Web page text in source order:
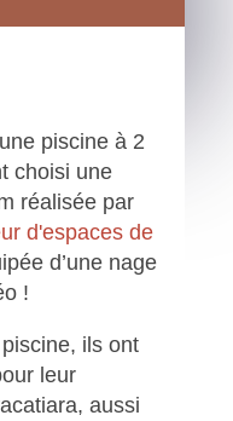
piscine à 2
choisi une
réalisée par
d'espaces de
d’une nage
!
ils ont
leur
aussi